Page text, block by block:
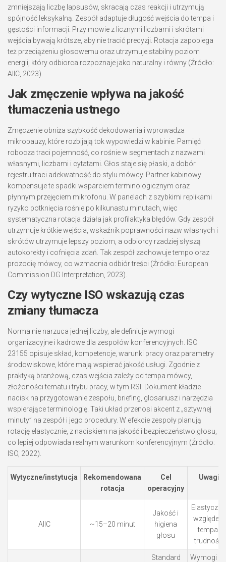
zmniejszają liczbę lapsusów, skracają czas reakcji i utrzymują
spójność leksykalną. Zespół adaptuje długość wejścia do tempa i
gęstości informacji. Przy mowie z licznymi liczbami i skrótami
wejścia bywają krótsze, aby nie tracić precyzji. Rotacja zapobiega
też przeciążeniu głosowemu oraz utrzymuje stabilny poziom
energii, który odbiorca rozpoznaje jako naturalny i równy (Źródło:
AIIC, 2023).
Jak zmęczenie wpływa na jakość
tłumaczenia ustnego
Zmęczenie obniża szybkość dekodowania i wprowadza
mikropauzy, które rozbijają tok wypowiedzi w kabinie. Pamięć
robocza traci pojemność, co rośnie w segmentach z nazwami
własnymi, liczbami i cytatami. Głos staje się płaski, a dobór
rejestru traci adekwatność do stylu mówcy. Partner kabinowy
kompensuje te spadki wsparciem terminologicznym oraz
płynnym przejęciem mikrofonu. W panelach z szybkimi replikami
ryzyko potknięcia rośnie po kilkunastu minutach, więc
systematyczna rotacja działa jak profilaktyka błędów. Gdy zespół
utrzymuje krótkie wejścia, wskaźnik poprawności nazw własnych i
skrótów utrzymuje lepszy poziom, a odbiorcy rzadziej słyszą
autokorekty i cofnięcia zdań. Tak zespół zachowuje tempo oraz
prozodię mówcy, co wzmacnia odbiór treści (Źródło: European
Commission DG Interpretation, 2023).
Czy wytyczne ISO wskazują czas
zmiany tłumacza
Norma nie narzuca jednej liczby, ale definiuje wymogi
organizacyjne i kadrowe dla zespołów konferencyjnych. ISO
23155 opisuje skład, kompetencje, warunki pracy oraz parametry
środowiskowe, które mają wspierać jakość usługi. Zgodnie z
praktyką branżową, czas wejścia zależy od tempa mówcy,
złożoności tematu i trybu pracy, w tym RSI. Dokument kładzie
nacisk na przygotowanie zespołu, briefing, glosariusz i narzędzia
wspierające terminologię. Taki układ przenosi akcent z „sztywnej
minuty” na zespół i jego procedury. W efekcie zespoły planują
rotację elastycznie, z naciskiem na jakość i bezpieczeństwo głosu,
co lepiej odpowiada realnym warunkom konferencyjnym (Źródło:
ISO, 2022).
Wytyczne/instytucja
Rekomendowana
rotacja
Cel
operacyjny
Uwagi
AIIC ~15–20 minut
Jakość i
higiena
głosu
względem
tempa i
trudności
Standard
Wymogi